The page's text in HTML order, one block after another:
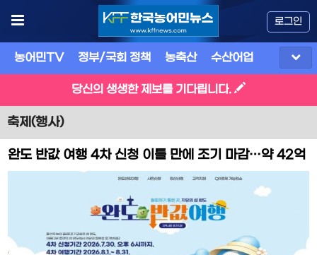
로그인
농어민TV 정부/국회 정책 농축산 수산어업
당신의 생생한 제보를 기다립니다.
축제(행사)
완도 반값 여행 4차 신청 이틀 만에 조기 마감…약 42억
원 소비 효과